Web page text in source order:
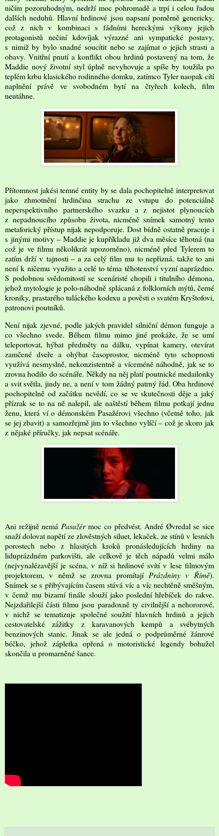
ničím pozoruhodným, nedrží moc pohromadě a trpí i celou řadou
dalších neduhů. Hlavní hrdinové jsou napsaní poměrně genericky,
což z nich v kombinaci s fádními hereckými výkony jejich
protagonistů nečiní kdovíjak výrazné ani sympatické postavy,
s nimiž by bylo snadné soucítit nebo se zajímat o jejich strasti a
obavy. Vnitřní pnutí a konflikt obou hrdinů postavený na tom, že
Maddie nový životní styl úplně nevyhovuje a spíše by toužila po
teplém krbu klasického rodinného domku, zatímco Tyler naopak cítí
naplnění právě ve svobodném bytí na čtyřech kolech, film
neutáhne.
Přítomnost jakési temné entity by se dala pochopitelně interpretovat
jako zhmotnění hrdinčina strachu ze vstupu do potenciálně
neperspektivního partnerského svazku a z nejistot plynoucích
z nepadnoucího způsobu života, nicméně snímek samotný tento
metaforický přístup nijak nepodporuje. Dost bídně ostatně pracuje i
s jinými motivy – Maddie je kupříkladu již dva měsíce těhotná (na
což je ve filmu několikrát upozorněno), nicméně před Tylerem to
zatím drží v tajnosti – a za celý film mu to nepřizná, takže to ani
není k ničemu využito a celé to téma těhotenství vyzní naprázdno.
S podobnou svědomitostí se scenáristé chopili i titulního démona,
jehož mytologie je polo-náhodně splácaná z folklorních mýtů, černé
kroniky, prastarého tuláckého kodexu a pověsti o svatém Kryštofovi,
patronovi poutníků.
Není nijak zjevné, podle jakých pravidel silniční démon funguje a
co všechno svede. Během filmu mimo jiné prokáže, že se umí
teleportovat, hýbat předměty na dálku, vypínat kamery, otevírat
zamčené dveře a ohýbat časoprostor, nicméně tyto schopnosti
využívá nesmyslně, nekonzistentně a víceméně náhodně, jak se to
zrovna hodilo do scénáře. Někdy na něj platí poutnické medailonky
a svit světla, jindy ne, a není v tom žádný patrný řád. Oba hrdinové
pochopitelně od začátku nevědí, co se ve skutečnosti děje a jaký
přízrak se to na ně nalepil, ale naštěstí během filmu potkají jednu
ženu, která ví o démonském Pasažérovi všechno (včetně toho, jak
se jej zbavit) a samozřejmě jim to všechno vylíčí – což je skoro jak
z nějaké příručky, jak nepsat scénáře.
Ani režijně nemá Pasažérmoc co předvést. André Øvredal se sice
snaží dolovat napětí ze zlověstných siluet, lekaček, ze stínů v lesních
porostech nebo z hlasitých kroků pronásledujících hrdiny na
liduprázdném parkovišti, ale celkově je těch nápadů velmi málo
(nejvynalézavější je scéna, v níž si hrdinové svítí v lese filmovým
projektorem, v němž se zrovna promítají Prázdniny v Římě).
Snímek se s přibývajícím časem stává víc a víc nechtěně směšným,
v čemž mu bizarní finále slouží jako poslední hřebíček do rakve.
Nejzdařilejší části filmu jsou paradoxně ty civilnější a nehororové,
v nichž se tematizuje společné soužití hlavních hrdinů a jejich
cestovatelské zážitky z karavanových kempů a svébytných
benzinových stanic. Jinak se ale jedná o podprůměrné žánrové
béčko, jehož zápletka opřená o motoristické legendy bohužel
skončila u promarněné šance.